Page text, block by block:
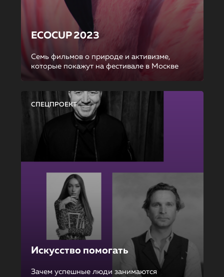
ECOCUP 2023
Семь фильмов о природе и активизме,
которые покажут на фестивале в Москве
СПЕЦПРОЕКТ
Искусство помогать
Зачем успешные люди занимаются